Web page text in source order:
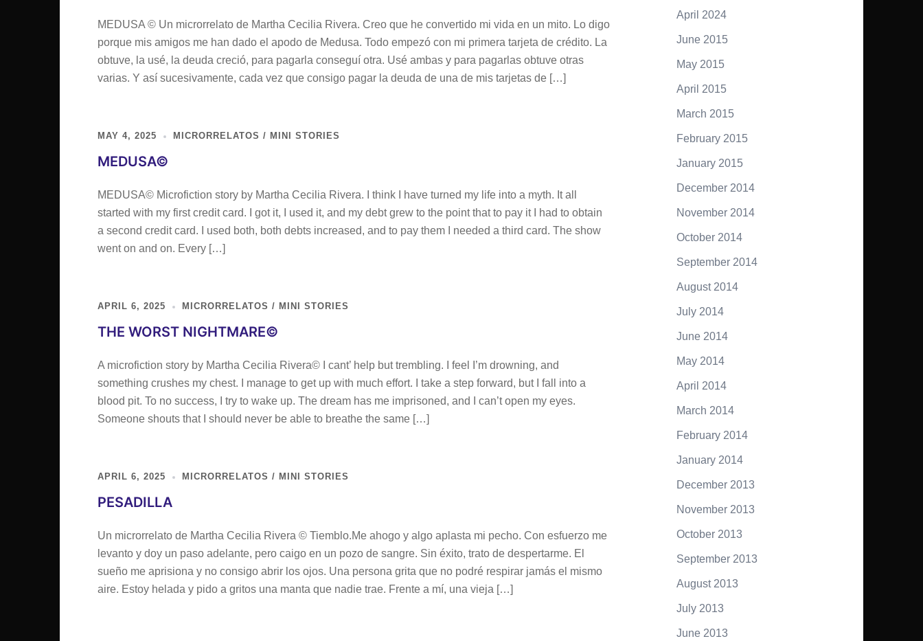
MEDUSA © Un microrrelato de Martha Cecilia Rivera. Creo que he convertido mi vida en un mito. Lo digo
porque mis amigos me han dado el apodo de Medusa. Todo empezó con mi primera tarjeta de crédito. La
obtuve, la usé, la deuda creció, para pagarla conseguí otra. Usé ambas y para pagarlas obtuve otras
varias. Y así sucesivamente, cada vez que consigo pagar la deuda de una de mis tarjetas de […]
MAY 4, 2025 MICRORRELATOS / MINI STORIES
MEDUSA©
MEDUSA© Microfiction story by Martha Cecilia Rivera. I think I have turned my life into a myth. It all
started with my first credit card. I got it, I used it, and my debt grew to the point that to pay it I had to obtain
a second credit card. I used both, both debts increased, and to pay them I needed a third card. The show
went on and on. Every […]
APRIL 6, 2025 MICRORRELATOS / MINI STORIES
THE WORST NIGHTMARE©
A microfiction story by Martha Cecilia Rivera© I cant’ help but trembling. I feel I’m drowning, and
something crushes my chest. I manage to get up with much effort. I take a step forward, but I fall into a
blood pit. To no success, I try to wake up. The dream has me imprisoned, and I can’t open my eyes.
Someone shouts that I should never be able to breathe the same […]
APRIL 6, 2025 MICRORRELATOS / MINI STORIES
PESADILLA
Un microrrelato de Martha Cecilia Rivera © Tiemblo.Me ahogo y algo aplasta mi pecho. Con esfuerzo me
levanto y doy un paso adelante, pero caigo en un pozo de sangre. Sin éxito, trato de despertarme. El
sueño me aprisiona y no consigo abrir los ojos. Una persona grita que no podré respirar jamás el mismo
aire. Estoy helada y pido a gritos una manta que nadie trae. Frente a mí, una vieja […]
April 2024
June 2015
May 2015
April 2015
March 2015
February 2015
January 2015
December 2014
November 2014
October 2014
September 2014
August 2014
July 2014
June 2014
May 2014
April 2014
March 2014
February 2014
January 2014
December 2013
November 2013
October 2013
September 2013
August 2013
July 2013
June 2013